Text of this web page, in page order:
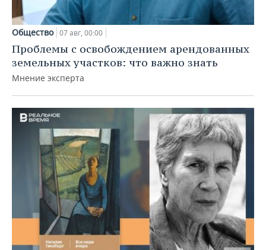
Общество 07 авг, 00:00
Проблемы с освобождением арендованных
земельных участков: что важно знать
Мнение эксперта